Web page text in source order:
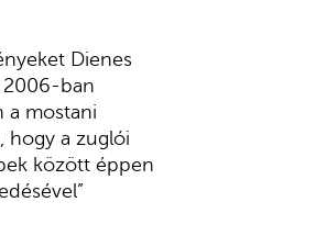
Dienes
2006-ban
a mostani
hogy a zuglói
között éppen